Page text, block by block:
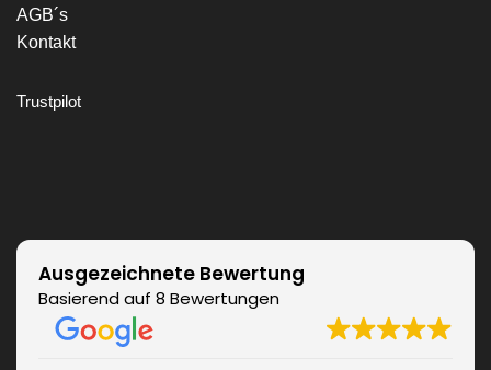
AGB´s
Kontakt
Trustpilot
Ausgezeichnete Bewertung
Basierend auf 8 Bewertungen